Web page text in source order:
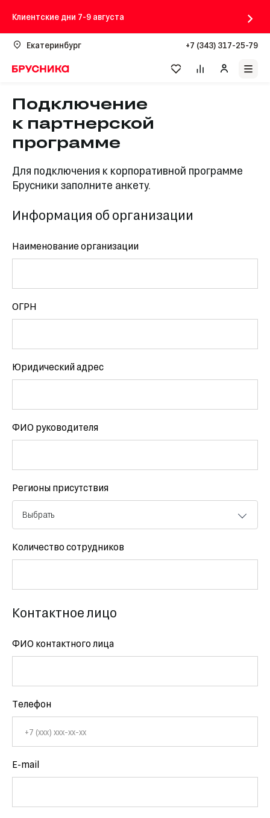
Клиентские дни 7-9 августа
Екатеринбург +7 (343) 317-25-79
Подключение
к партнерской
программе
Для подключения к корпоративной программе
Брусники заполните анкету.
Информация об организации
Наименование организации
ОГРН
Юридический адрес
ФИО руководителя
Регионы присутствия
Выбрать
Количество сотрудников
Контактное лицо
ФИО контактного лица
Телефон
E-mail